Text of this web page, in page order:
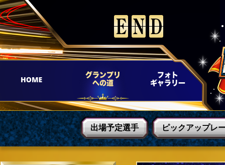
出場予定選手 ピックアップレ